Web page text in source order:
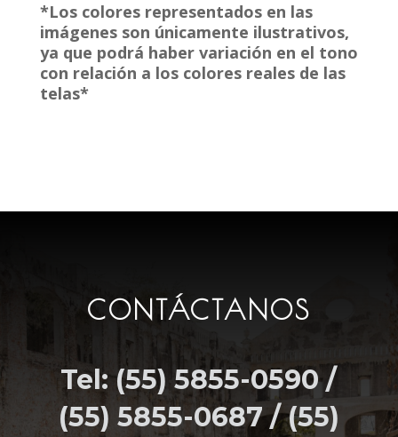
*Los colores representados en las
imágenes son únicamente ilustrativos,
ya que podrá haber variación en el tono
con relación a los colores reales de las
telas*
CONTÁCTANOS
Tel: (55) 5855-0590 /
(55) 5855-0687 / (55)